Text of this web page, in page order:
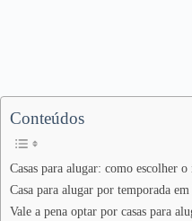
Conteúdos
Casas para alugar: como escolher
Casa para alugar por temporada em
Vale a pena optar por casas para